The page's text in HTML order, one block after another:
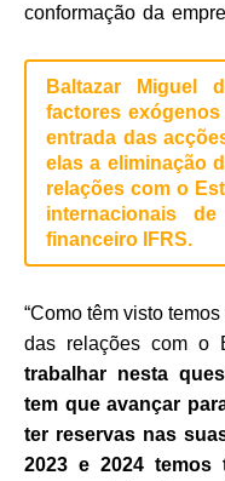
conformação da
Baltazar Miguel
factores
entrada das
elas a eliminação
relações com o
internacionais
financeiro IFRS.
“Como têm visto
das relações com o
trabalhar nesta
tem que avançar
ter reservas nas
2023 e 2024 temos